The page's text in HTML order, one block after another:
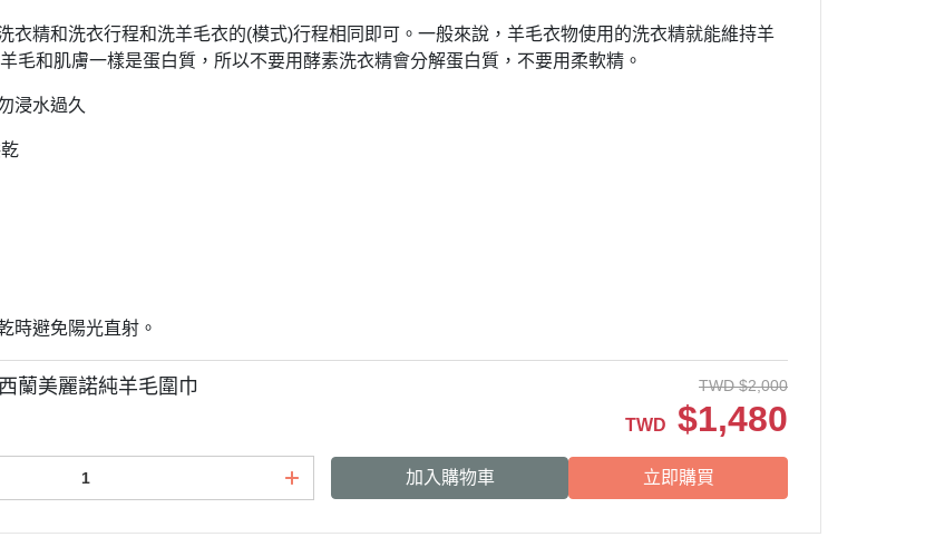
衣精和洗衣行程和洗羊毛衣的(模式)行程相同即可。一般來說，羊毛衣物使用的洗衣精就能維持羊
毛和肌膚一樣是蛋白質，所以不要用酵素洗衣精會分解蛋白質，不要用柔軟精。
浸水過久
時避免陽光直射。
蘭美麗諾純羊毛圍巾 TWD $2,000
TWD $1,480
加入購物車 立即購買